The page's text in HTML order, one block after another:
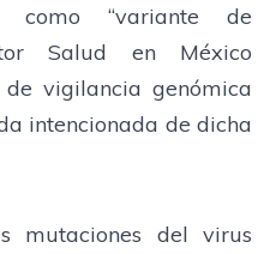
como “variante de
Salud en México
vigilancia genómica
intencionada de dicha
mutaciones del virus